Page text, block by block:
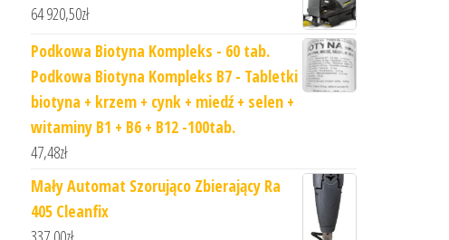
64 920,50zł
Podkowa Biotyna Kompleks - 60 tab.
Podkowa Biotyna Kompleks B7 - Tabletki
biotyna + krzem + cynk + miedź + selen +
witaminy B1 + B6 + B12 -100tab.
47,48zł
Mały Automat Szorująco Zbierający Ra
405 Cleanfix